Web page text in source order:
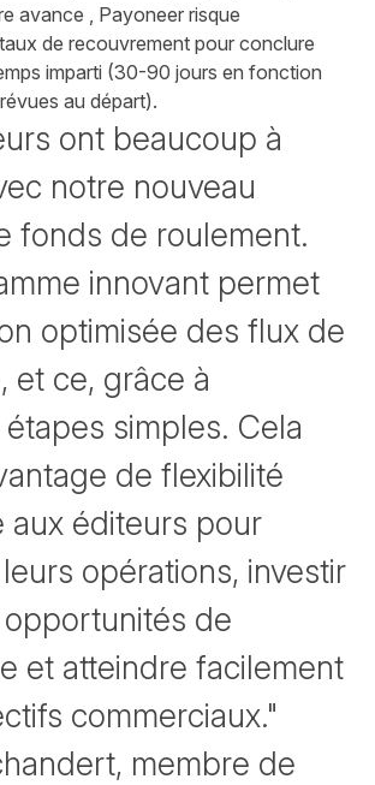
avance , Payoneer risque
de recouvrement pour conclure
imparti (30-90 jours en fonction
au départ).
ont beaucoup à
notre nouveau
fonds de roulement.
innovant permet
optimisée des flux de
et ce, grâce à
simples. Cela
de flexibilité
aux éditeurs pour
opérations, investir
de
et atteindre facilement
commerciaux."
membre de